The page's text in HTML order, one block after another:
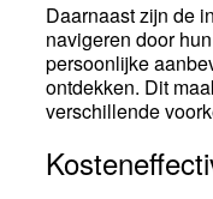
Daarnaast zijn de
navigeren door
persoonlijke
ontdekken. Dit
verschillende